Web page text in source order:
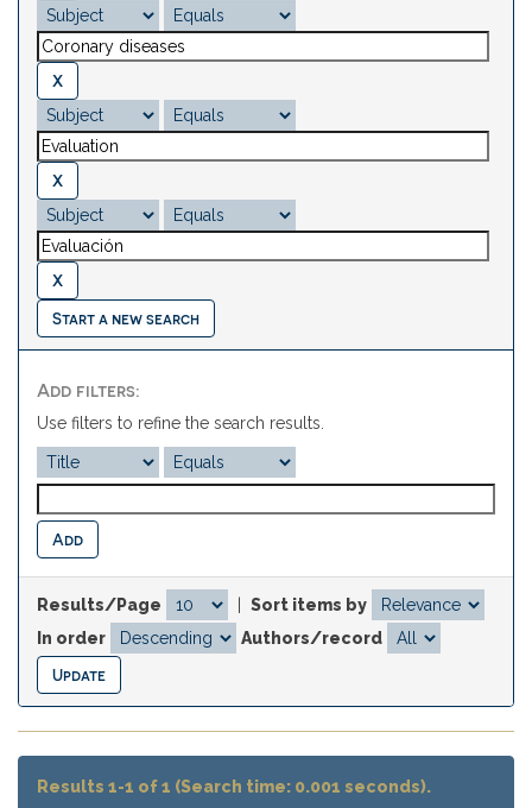
Start a new search
Add filters:
Use filters to refine the search results.
Results/Page
Sort items by
In order
Authors/record
Results 1-1 of 1 (Search time: 0.001 seconds).